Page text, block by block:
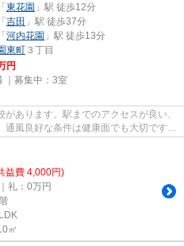
「東花園 」駅 徒歩12分
「吉田 」駅 徒歩37分
「河内花園 」駅 徒歩13分
東町 ３丁目
円
募集中： 3室
あります。駅までのアクセスが良い、
風良好な条件は健康面でも大切です。
益費 4,000円)
礼：0万円
㎡